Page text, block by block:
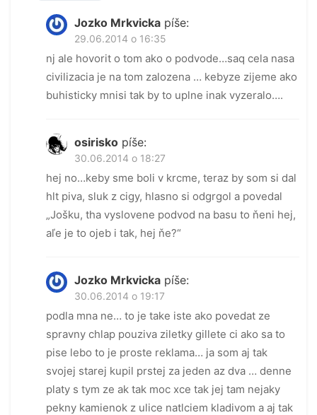
Jozko Mrkvicka píše:
29.06.2014 o 16:35
nj ale hovorit o tom ako o podvode…saq cela nasa
civilizacia je na tom zalozena … kebyze zijeme ako
buhisticky mnisi tak by to uplne inak vyzeralo….
osirisko píše:
30.06.2014 o 18:27
hej no…keby sme boli v krcme, teraz by som si dal
hlt piva, sluk z cigy, hlasno si odgrgol a povedal
„Jošku, tha vyslovene podvod na basu to ňeni hej,
aľe je to ojeb i tak, hej ňe?“
Jozko Mrkvicka píše:
30.06.2014 o 19:17
podla mna ne… to je take iste ako povedat ze
spravny chlap pouziva ziletky gillete ci ako sa to
pise lebo to je proste reklama… ja som aj tak
svojej starej kupil prstej za jeden az dva … denne
platy s tym ze ak tak moc xce tak jej tam nejaky
pekny kamienok z ulice natlciem kladivom a aj tak